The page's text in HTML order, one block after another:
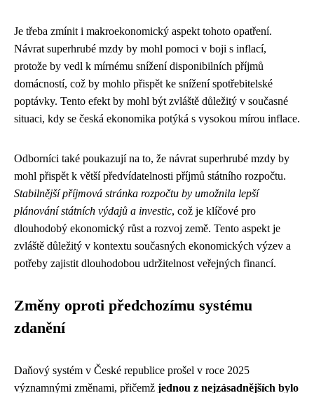
Je třeba zmínit i makroekonomický aspekt tohoto opatření.
Návrat superhrubé mzdy by mohl pomoci v boji s inflací,
protože by vedl k mírnému snížení disponibilních příjmů
domácností, což by mohlo přispět ke snížení spotřebitelské
poptávky. Tento efekt by mohl být zvláště důležitý v současné
situaci, kdy se česká ekonomika potýká s vysokou mírou inflace.
Odborníci také poukazují na to, že návrat superhrubé mzdy by
mohl přispět k větší předvídatelnosti příjmů státního rozpočtu.
Stabilnější příjmová stránka rozpočtu by umožnila lepší
plánování státních výdajů a investic, což je klíčové pro
dlouhodobý ekonomický růst a rozvoj země. Tento aspekt je
zvláště důležitý v kontextu současných ekonomických výzev a
potřeby zajistit dlouhodobou udržitelnost veřejných financí.
Změny oproti předchozímu systému
zdanění
Daňový systém v České republice prošel v roce 2025
významnými změnami, přičemž jednou z nejzásadnějších bylo